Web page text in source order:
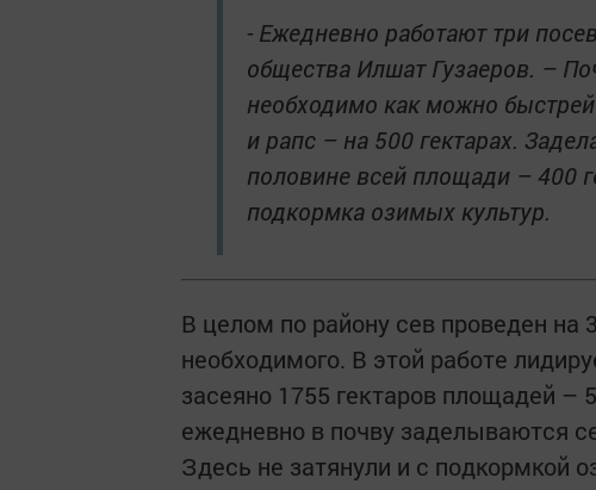
- Ежедневно работают три
общества Илшат Гузаеров. –
необходимо как можно
и рапс – на 500 гектарах.
половине всей площади – 400
подкормка озимых культур.
В целом по району сев проведен на
необходимого. В этой работе
засеяно 1755 гектаров площадей
ежедневно в почву заделываются
Здесь не затянули и с подкормкой